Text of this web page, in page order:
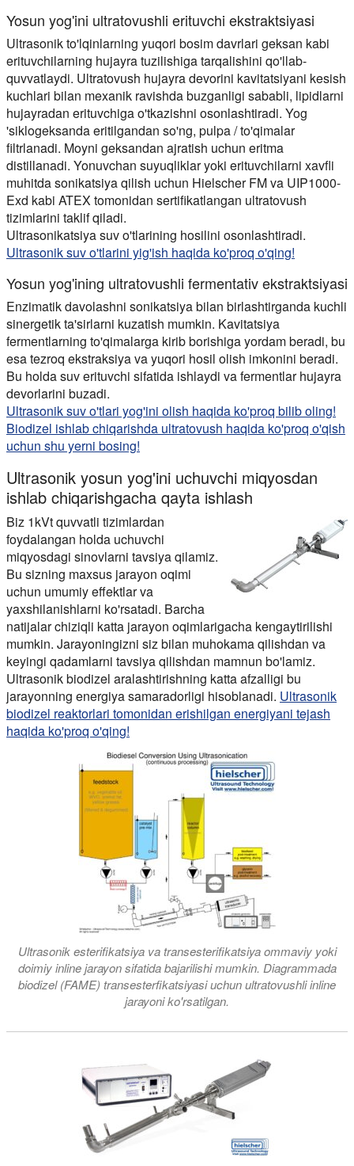
Yosun yog'ini ultratovushli erituvchi ekstraktsiyasi
Ultrasonik to'lqinlarning yuqori bosim davrlari geksan kabi
erituvchilarning hujayra tuzilishiga tarqalishini qo'llab-
quvvatlaydi. Ultratovush hujayra devorini kavitatsiyani kesish
kuchlari bilan mexanik ravishda buzganligi sababli, lipidlarni
hujayradan erituvchiga o'tkazishni osonlashtiradi. Yog
'siklogeksanda eritilgandan so'ng, pulpa / to'qimalar
filtrlanadi. Moyni geksandan ajratish uchun eritma
distillanadi. Yonuvchan suyuqliklar yoki erituvchilarni xavfli
muhitda sonikatsiya qilish uchun Hielscher FM va UIP1000-
Exd kabi ATEX tomonidan sertifikatlangan ultratovush
tizimlarini taklif qiladi.
Ultrasonikatsiya suv o'tlarining hosilini osonlashtiradi.
Ultrasonik suv o'tlarini yig'ish haqida ko'proq o'qing!
Yosun yog'ining ultratovushli fermentativ ekstraktsiyasi
Enzimatik davolashni sonikatsiya bilan birlashtirganda kuchli
sinergetik ta'sirlarni kuzatish mumkin. Kavitatsiya
fermentlarning to'qimalarga kirib borishiga yordam beradi, bu
esa tezroq ekstraksiya va yuqori hosil olish imkonini beradi.
Bu holda suv erituvchi sifatida ishlaydi va fermentlar hujayra
devorlarini buzadi.
Ultrasonik suv o'tlari yog'ini olish haqida ko'proq bilib oling!
Biodizel ishlab chiqarishda ultratovush haqida ko'proq o'qish
uchun shu yerni bosing!
Ultrasonik yosun yog'ini uchuvchi miqyosdan
ishlab chiqarishgacha qayta ishlash
Biz 1kVt quvvatli tizimlardan
foydalangan holda uchuvchi
miqyosdagi sinovlarni tavsiya qilamiz.
Bu sizning maxsus jarayon oqimi
uchun umumiy effektlar va
yaxshilanishlarni ko'rsatadi. Barcha
natijalar chiziqli katta jarayon oqimlarigacha kengaytirilishi
mumkin. Jarayoningizni siz bilan muhokama qilishdan va
keyingi qadamlarni tavsiya qilishdan mamnun bo'lamiz.
Ultrasonik biodizel aralashtirishning katta afzalligi bu
jarayonning energiya samaradorligi hisoblanadi. Ultrasonik
biodizel reaktorlari tomonidan erishilgan energiyani tejash
haqida ko'proq o'qing!
Ultrasonik esterifikatsiya va transesterifikatsiya ommaviy yoki
doimiy inline jarayon sifatida bajarilishi mumkin. Diagrammada
biodizel (FAME) transesterfikatsiyasi uchun ultratovushli inline
jarayoni ko'rsatilgan.